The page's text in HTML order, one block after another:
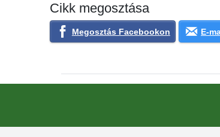
Cikk megosztása
Megosztás Facebookon E-